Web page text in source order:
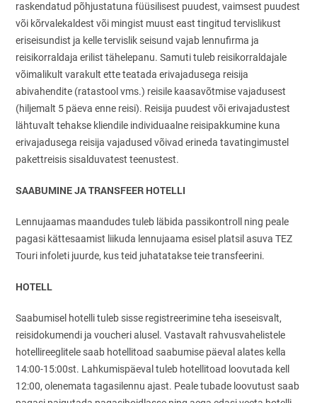
raskendatud põhjustatuna füüsilisest puudest, vaimsest puudest
või kõrvalekaldest või mingist muust east tingitud tervislikust
eriseisundist ja kelle tervislik seisund vajab lennufirma ja
reisikorraldaja erilist tähelepanu. Samuti tuleb reisikorraldajale
võimalikult varakult ette teatada erivajadusega reisija
abivahendite (ratastool vms.) reisile kaasavõtmise vajadusest
(hiljemalt 5 päeva enne reisi). Reisija puudest või erivajadustest
lähtuvalt tehakse kliendile individuaalne reisipakkumine kuna
erivajadusega reisija vajadused võivad erineda tavatingimustel
pakettreisis sisalduvatest teenustest.
SAABUMINE JA TRANSFEER HOTELLI
Lennujaamas maandudes tuleb läbida passikontroll ning peale
pagasi kättesaamist liikuda lennujaama esisel platsil asuva TEZ
Touri infoleti juurde, kus teid juhatatakse teie transfeerini.
HOTELL
Saabumisel hotelli tuleb sisse registreerimine teha iseseisvalt,
reisidokumendi ja voucheri alusel. Vastavalt rahvusvahelistele
hotellireeglitele saab hotellitoad saabumise päeval alates kella
14:00-15:00st. Lahkumispäeval tuleb hotellitoad loovutada kell
12:00, olenemata tagasilennu ajast. Peale tubade loovutust saab